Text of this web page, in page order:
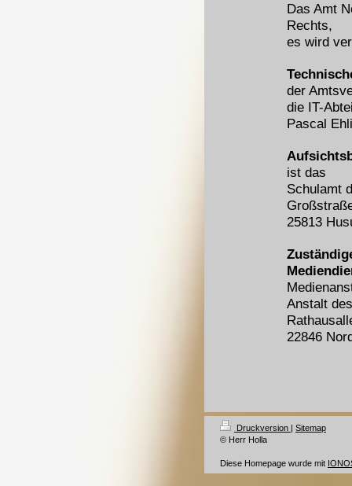
Das Amt
Rechts,
es wird
der
die IT-
Pascal
ist das
Schulamt
25813
Anstalt
22846
Druckversion | Sitemap
© Herr Holla
Diese Homepage wurde mit